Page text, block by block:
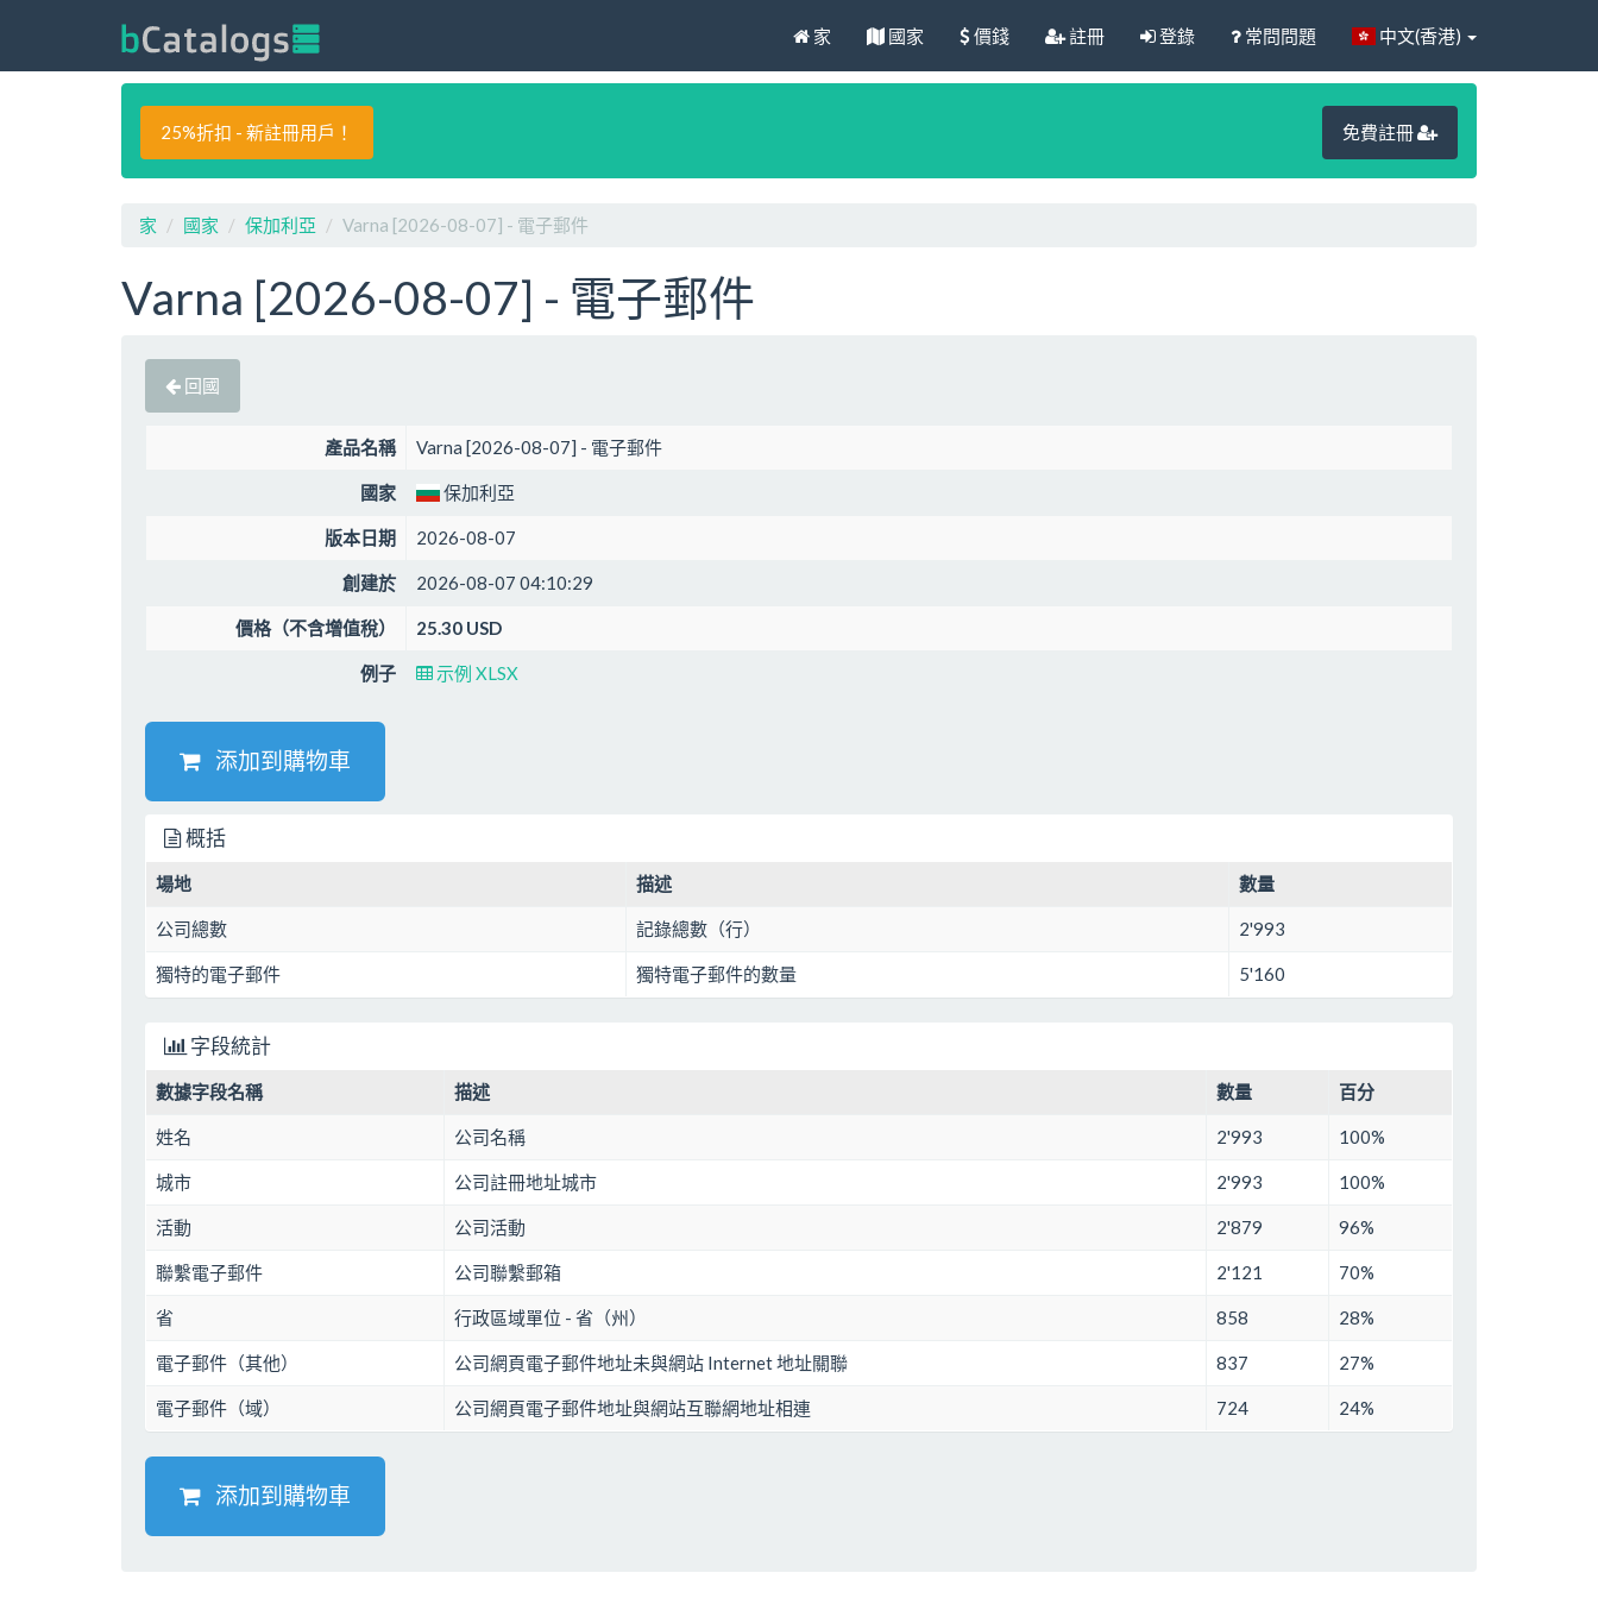
家 國家 價錢 註冊 登錄 常問問題 中文(香港)
25%折扣 - 新註冊用戶！ 免費註冊
家 國家 保加利亞 Varna [2026-08-07] - 電子郵件
Varna [2026-08-07] - 電子郵件
回國
產品名稱 Varna [2026-08-07] - 電子郵件
國家 保加利亞
版本日期 2026-08-07
創建於 2026-08-07 04:10:29
價格（不含增值稅） 25.30 USD
例子 示例 XLSX
添加到購物車
概括
場地 描述 數量
公司總數 記錄總數（行） 2'993
獨特的電子郵件 獨特電子郵件的數量 5'160
字段統計
數據字段名稱 描述 數量 百分
姓名 公司名稱 2'993 100%
城市 公司註冊地址城市 2'993 100%
活動 公司活動 2'879 96%
聯繫電子郵件 公司聯繫郵箱 2'121 70%
省 行政區域單位 - 省（州） 858 28%
電子郵件（其他） 公司網頁電子郵件地址未與網站 Internet 地址關聯 837 27%
電子郵件（域） 公司網頁電子郵件地址與網站互聯網地址相連 724 24%
添加到購物車